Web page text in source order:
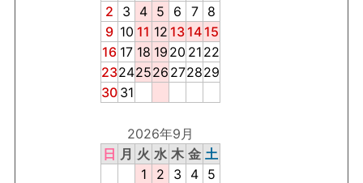
2
3 4 5 6 7
8
9 10 11 12 13 14 15
16 17 18 19 20 21 22
23242526 272829
30 31
2026年9月
日 月 火 水 木 金 土
1
2 3 4 5